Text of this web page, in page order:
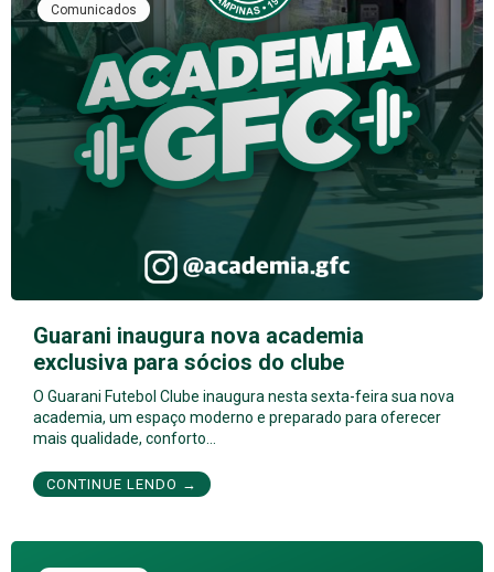
Comunicados
Guarani inaugura nova academia
exclusiva para sócios do clube
O Guarani Futebol Clube inaugura nesta sexta-feira sua nova
academia, um espaço moderno e preparado para oferecer
mais qualidade, conforto…
CONTINUE LENDO →